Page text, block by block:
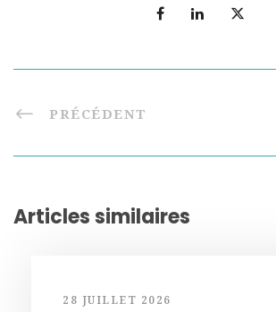
PRÉCÉDENT
Articles similaires
28 JUILLET 2026